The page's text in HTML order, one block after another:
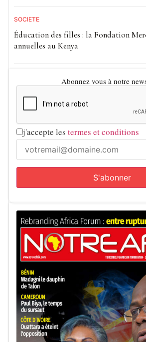
SOCIETE
Éducation des filles : la Fondation
annuelles au Kenya
Abonnez vous à notre
j'accepte les termes et conditions